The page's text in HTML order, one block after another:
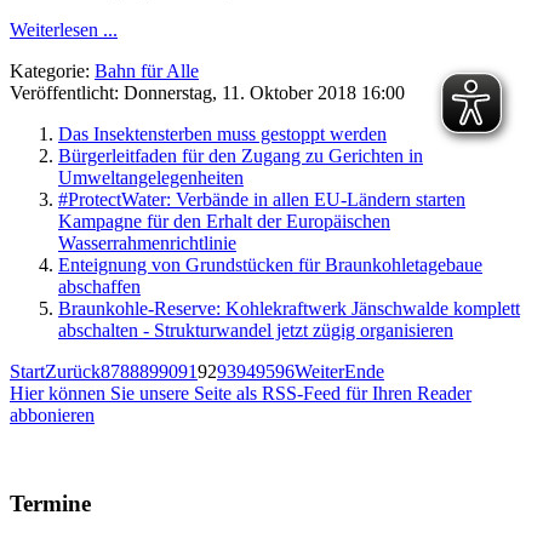
Weiterlesen ...
Kategorie: Bahn für Alle
Veröffentlicht: Donnerstag, 11. Oktober 2018 16:00
Das Insektensterben muss gestoppt werden
Bürgerleitfaden für den Zugang zu Gerichten in
Umweltangelegenheiten
#ProtectWater: Verbände in allen EU-Ländern starten
Kampagne für den Erhalt der Europäischen
Wasserrahmenrichtlinie
Enteignung von Grundstücken für Braunkohletagebaue
abschaffen
Braunkohle-Reserve: Kohlekraftwerk Jänschwalde komplett
abschalten - Strukturwandel jetzt zügig organisieren
StartZurück87888990919293949596WeiterEnde
Hier können Sie unsere Seite als RSS-Feed für Ihren Reader
abbonieren
Termine